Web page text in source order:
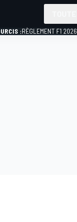
:RÈGLEMENT F1 2026